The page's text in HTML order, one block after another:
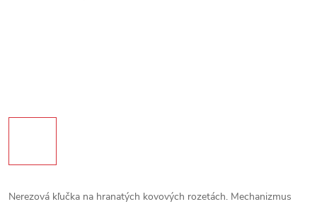
Nerezová kľučka na hranatých kovových rozetách. Mechanizmus